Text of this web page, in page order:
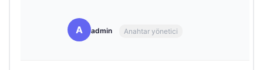
A admin Anahtar yönetici